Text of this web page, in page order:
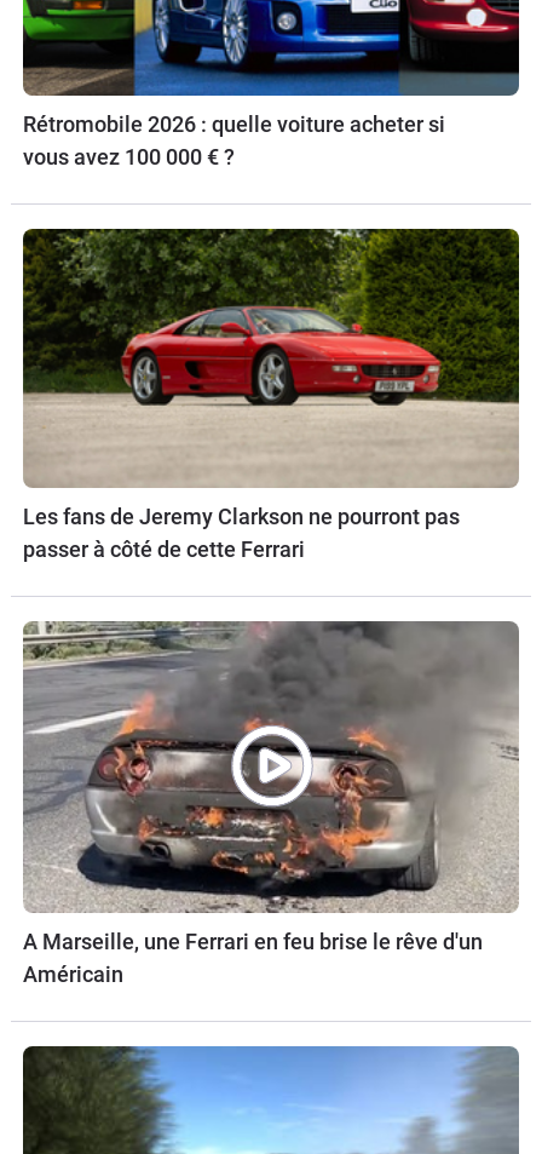
Rétromobile 2026 : quelle voiture acheter si
vous avez 100 000 € ?
Les fans de Jeremy Clarkson ne pourront pas
passer à côté de cette Ferrari
A Marseille, une Ferrari en feu brise le rêve d'un
Américain